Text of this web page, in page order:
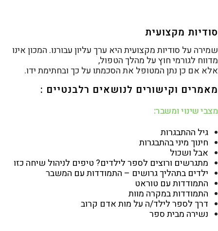
סודיות מקצועית
שמירה על סודיות מקצועית היא ערך עליון עבורנו. המכון אינו
מדווח לגורמי חוץ על מהלך הטפול,
אלא אם כן נתן המטופל את הסכמתו על כך ובחתימת ידו.
מאמרים וקישורים לנושאים רלבנטיים :
מצבי שינוי ומשבר:
גיל ההתבגרות
חינוך מיני בהתבגרות
אבל ושכול
מתגרשים ורוצים לספר לילדים? טיפים לניהול שיחה כזו
ילדים בתהליך גרושים – התמודדות עם המשבר
התמודדות עם טוראט
התמודדות במקרה מוות
דרך לספר לילד/ה על מות אדם קרוב
נשירה מבית ספר